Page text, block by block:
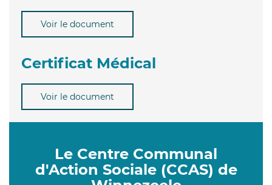
Voir le document
Certificat Médical
Voir le document
Le Centre Communal
d'Action Sociale (CCAS) de